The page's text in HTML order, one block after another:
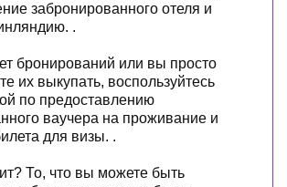
забронированного отеля и
.
бронирований или вы просто
их выкупать, воспользуйтесь
по предоставлению
ваучера на проживание и
для визы. .
То, что вы можете быть